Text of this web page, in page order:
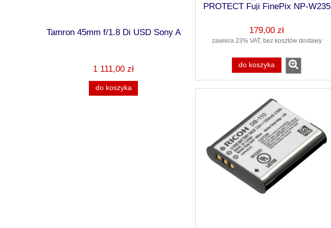
Tamron 45mm f/1.8 Di USD Sony A
1 111,00 zł
do koszyka
Kodak AZ426 Kit Special Edition
czarny, futerał+2 akumulatory +
1 249,00 zł
do koszyka
PROTECT Fuji FinePix NP-W235
179,00 zł
zawiera 23% VAT, bez kosztów dostawy
do koszyka